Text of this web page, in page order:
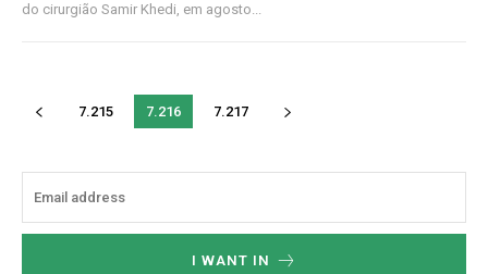
Premium
R$100
Acesso as notícias publicas
do cirurgião Samir Khedi, em agosto...
7.215 7.216 7.217
I WANT IN